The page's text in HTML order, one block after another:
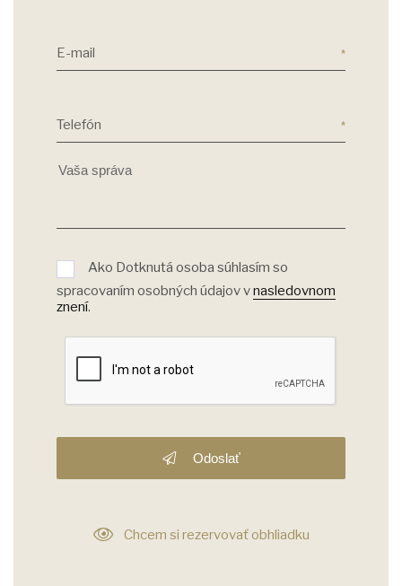
E-mail
Telefón
Ako Dotknutá osoba súhlasím so
spracovaním osobných údajov vnasledovnom
znení.
Odoslať
Chcem si rezervovať obhliadku